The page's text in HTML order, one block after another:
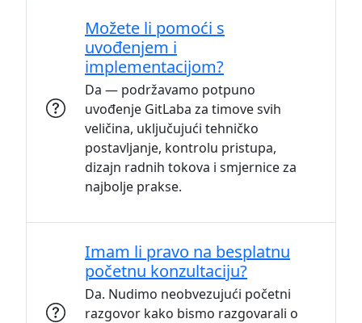
Možete li pomoći s
uvođenjem i
implementacijom?
Da — podržavamo potpuno
uvođenje GitLaba za timove svih
veličina, uključujući tehničko
postavljanje, kontrolu pristupa,
dizajn radnih tokova i smjernice za
najbolje prakse.
Imam li pravo na besplatnu
početnu konzultaciju?
Da. Nudimo neobvezujući početni
razgovor kako bismo razgovarali o